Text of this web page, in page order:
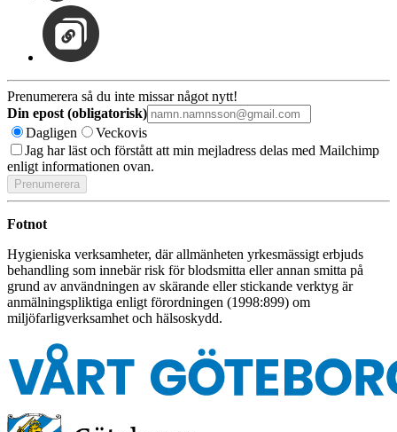
Prenumerera så du inte missar något nytt!
Din epost (obligatorisk)
Dagligen
Veckovis
Jag har läst och förstått att min mejladress delas med Mailchimp
enligt informationen ovan.
Fotnot
Hygieniska verksamheter, där allmänheten yrkesmässigt erbjuds
behandling som innebär risk för blodsmitta eller annan smitta på
grund av användningen av skärande eller stickande verktyg är
anmälningspliktiga enligt förordningen (1998:899) om
miljöfarligverksamhet och hälsoskydd.